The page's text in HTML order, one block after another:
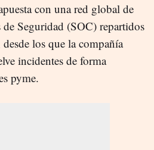
con una red global de
Seguridad (SOC) repartidos
los que la compañía
incidentes de forma
pyme.